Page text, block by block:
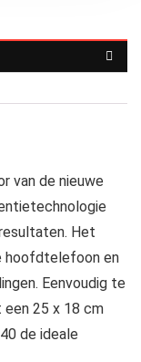
van de nieuwe
Het
hoofdtelefoon en
Eenvoudig te
25 x 18 cm
de ideale